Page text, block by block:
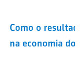
Como o
na economia